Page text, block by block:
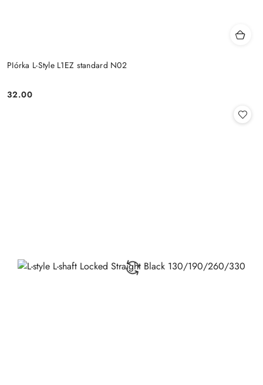
PIórka L-Style L1EZ standard N02
Cena:
32.00